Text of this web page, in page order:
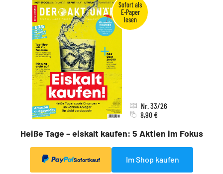
Heiße Tage – eiskalt kaufen: 5 Aktien im Fokus
Nr. 33/26
8,90 €
Sofortkauf Im Shop kaufen